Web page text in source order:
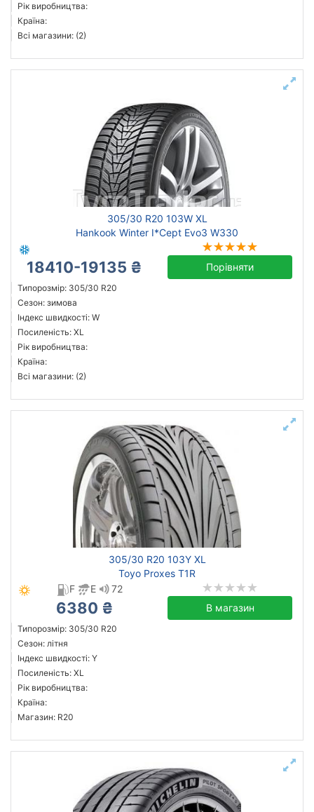
Рік виробництва:
Країна:
Всі магазини: (2)
305/30 R20 103W XL
Hankook Winter I*Cept Evo3 W330
18410-19135 ₴ Порівняти
Типорозмір: 305/30 R20
Сезон: зимова
Індекс швидкості: W
Посиленість: XL
Рік виробництва:
Країна:
Всі магазини: (2)
305/30 R20 103Y XL
Toyo Proxes T1R
F
E 72
6380 ₴ В магазин
Типорозмір: 305/30 R20
Сезон: літня
Індекс швидкості: Y
Посиленість: XL
Рік виробництва:
Країна:
Магазин: R20
Тип транспортного засобу
Посилена шина
Рік виробництва
Підібрати